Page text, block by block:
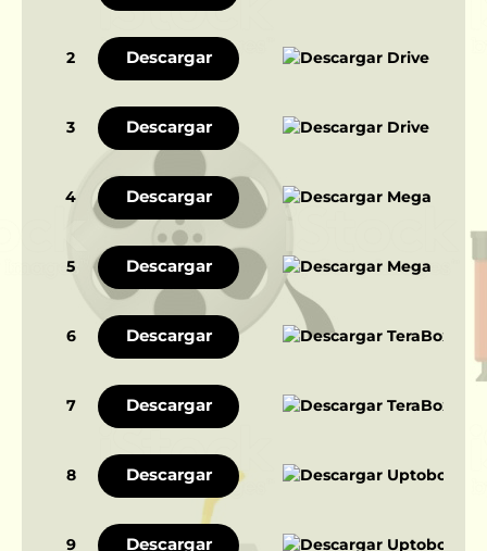
2 Descargar
3 Descargar
4 Descargar
5 Descargar
6 Descargar
7 Descargar
8 Descargar
9 Descargar